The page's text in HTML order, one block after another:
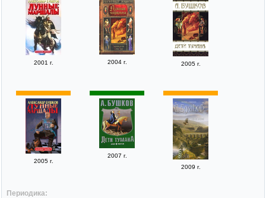
2001 г. 2004 г. 2005 г.
2005 г.
2007 г.
2009 г.
Периодика: